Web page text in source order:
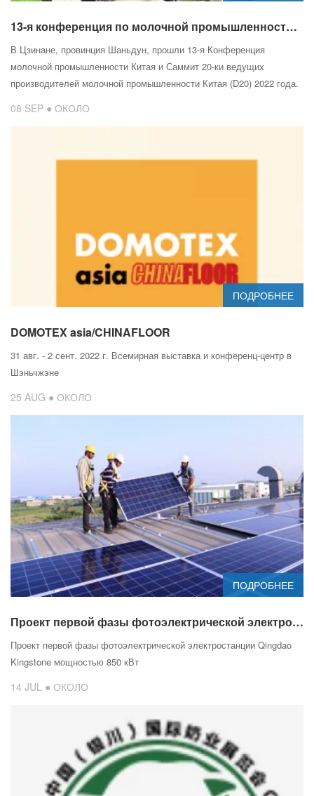
13-я конференция по молочной промышленности Китая
В Цзинане, провинция Шаньдун, прошли 13-я Конференция
молочной промышленности Китая и Саммит 20-ки ведущих
производителей молочной промышленности Китая (D20) 2022 года.
08 SEP ● ОКОЛО
ПОДРОБНЕЕ
DOMOTEX asia/CHINAFLOOR
31 авг. - 2 сент. 2022 г. Всемирная выставка и конференц-центр в
Шэньчжэне
25 AUG ● ОКОЛО
ПОДРОБНЕЕ
Проект первой фазы фотоэлектрической электростанции мощностью 850 кВт
Проект первой фазы фотоэлектрической электростанции Qingdao
Kingstone мощностью 850 кВт
14 JUL ● ОКОЛО